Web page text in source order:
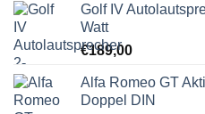
Golf IV
Watt
€189,00
Alfa Romeo GT
Doppel DIN